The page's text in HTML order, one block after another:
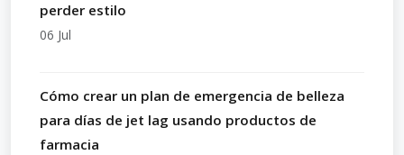
perder estilo
06 Jul
Cómo crear un plan de emergencia de belleza
para días de jet lag usando productos de
farmacia